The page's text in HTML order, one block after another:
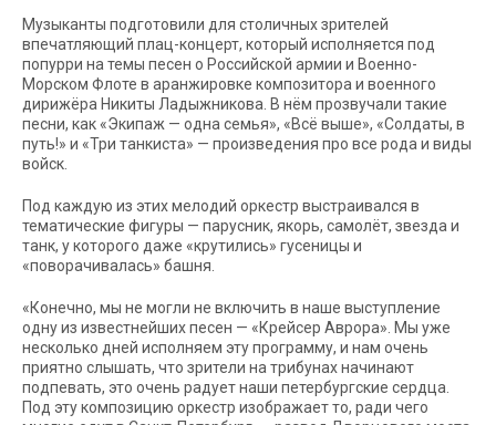
Музыканты подготовили для столичных зрителей
впечатляющий плац-концерт, который исполняется под
попурри на темы песен о Российской армии и Военно-
Морском Флоте в аранжировке композитора и военного
дирижёра Никиты Ладыжникова. В нём прозвучали такие
песни, как «Экипаж — одна семья», «Всё выше», «Солдаты, в
путь!» и «Три танкиста» — произведения про все рода и виды
войск.
Под каждую из этих мелодий оркестр выстраивался в
тематические фигуры — парусник, якорь, самолёт, звезда и
танк, у которого даже «крутились» гусеницы и
«поворачивалась» башня.
«Конечно, мы не могли не включить в наше выступление
одну из известнейших песен — «Крейсер Аврора». Мы уже
несколько дней исполняем эту программу, и нам очень
приятно слышать, что зрители на трибунах начинают
подпевать, это очень радует наши петербургские сердца.
Под эту композицию оркестр изображает то, ради чего